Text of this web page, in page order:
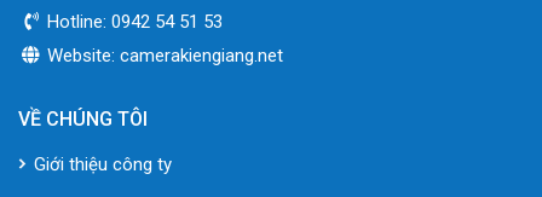
Hotline: 0942 54 51 53
Website: camerakiengiang.net
VỀ CHÚNG TÔI
Giới thiệu công ty